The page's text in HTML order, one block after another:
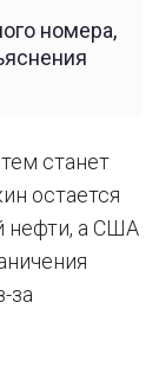
номера,
станет
остается
нефти, а США
за